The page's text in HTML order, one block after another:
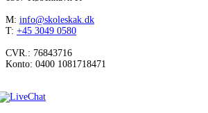
M: info@skoleskak.dk
T: +45 3049 0580
CVR.: 76843716
Konto: 0400 1081718471